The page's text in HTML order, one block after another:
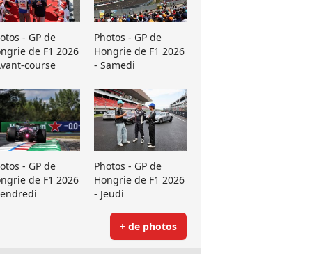
- GP de
de F1 2026
course
Photos - GP de
Hongrie de F1 2026
- Samedi
- GP de
de F1 2026
Photos - GP de
Hongrie de F1 2026
- Jeudi
+ de photos